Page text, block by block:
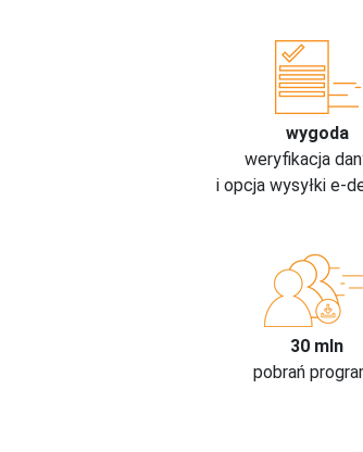
wygoda
weryfikacja
i opcja wysyłki e-
30 mln
pobrań